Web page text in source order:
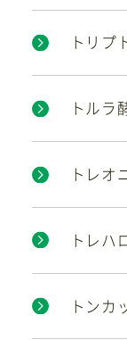
トリプ
トルラ
トレオ
トレハ
トンカ